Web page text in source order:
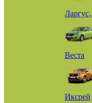
Веста
Иксрей